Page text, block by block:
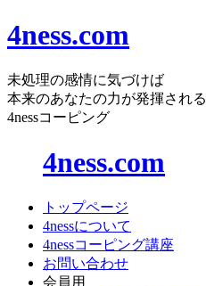
4ness.com
未処理の感情に気づけば
本来のあなたの力が発揮される
4nessコーピング
4ness.com
トップページ
4nessについて
4nessコーピング講座
お問い合わせ
会員用